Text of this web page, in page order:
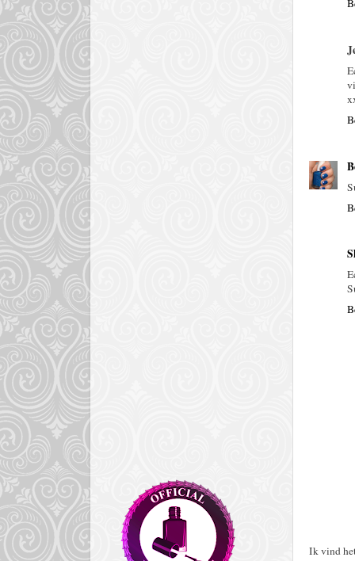
Ik vind